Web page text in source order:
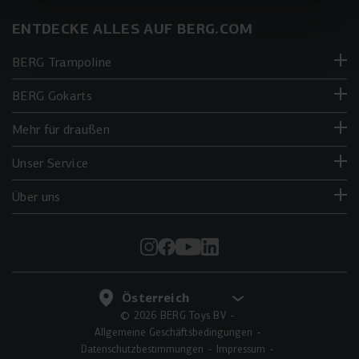
ENTDECKE ALLES AUF BERG.COM
BERG Trampoline
BERG Gokarts
Mehr für draußen
Unser Service
Über uns
© 2026 BERG Toys BV
Allgemeine Geschäftsbedingungen
Datenschutzbestimmungen
Impressum